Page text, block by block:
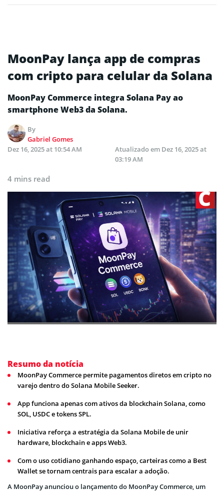
MoonPay lança app de compras
com cripto para celular da Solana
MoonPay Commerce integra Solana Pay ao
smartphone Web3 da Solana.
By
Gabriel Gomes
Dez 16, 2025 at 10:54 AM
Atualizado em Dez 16, 2025 at
03:19 AM
4 mins read
Resumo da notícia
MoonPay Commerce permite pagamentos diretos em cripto no
varejo dentro do Solana Mobile Seeker.
App funciona apenas com ativos da blockchain Solana, como
SOL, USDC e tokens SPL.
Iniciativa reforça a estratégia da Solana Mobile de unir
hardware, blockchain e apps Web3.
Com o uso cotidiano ganhando espaço, carteiras como a Best
Wallet se tornam centrais para escalar a adoção.
A MoonPay anunciou o lançamento do MoonPay Commerce, um